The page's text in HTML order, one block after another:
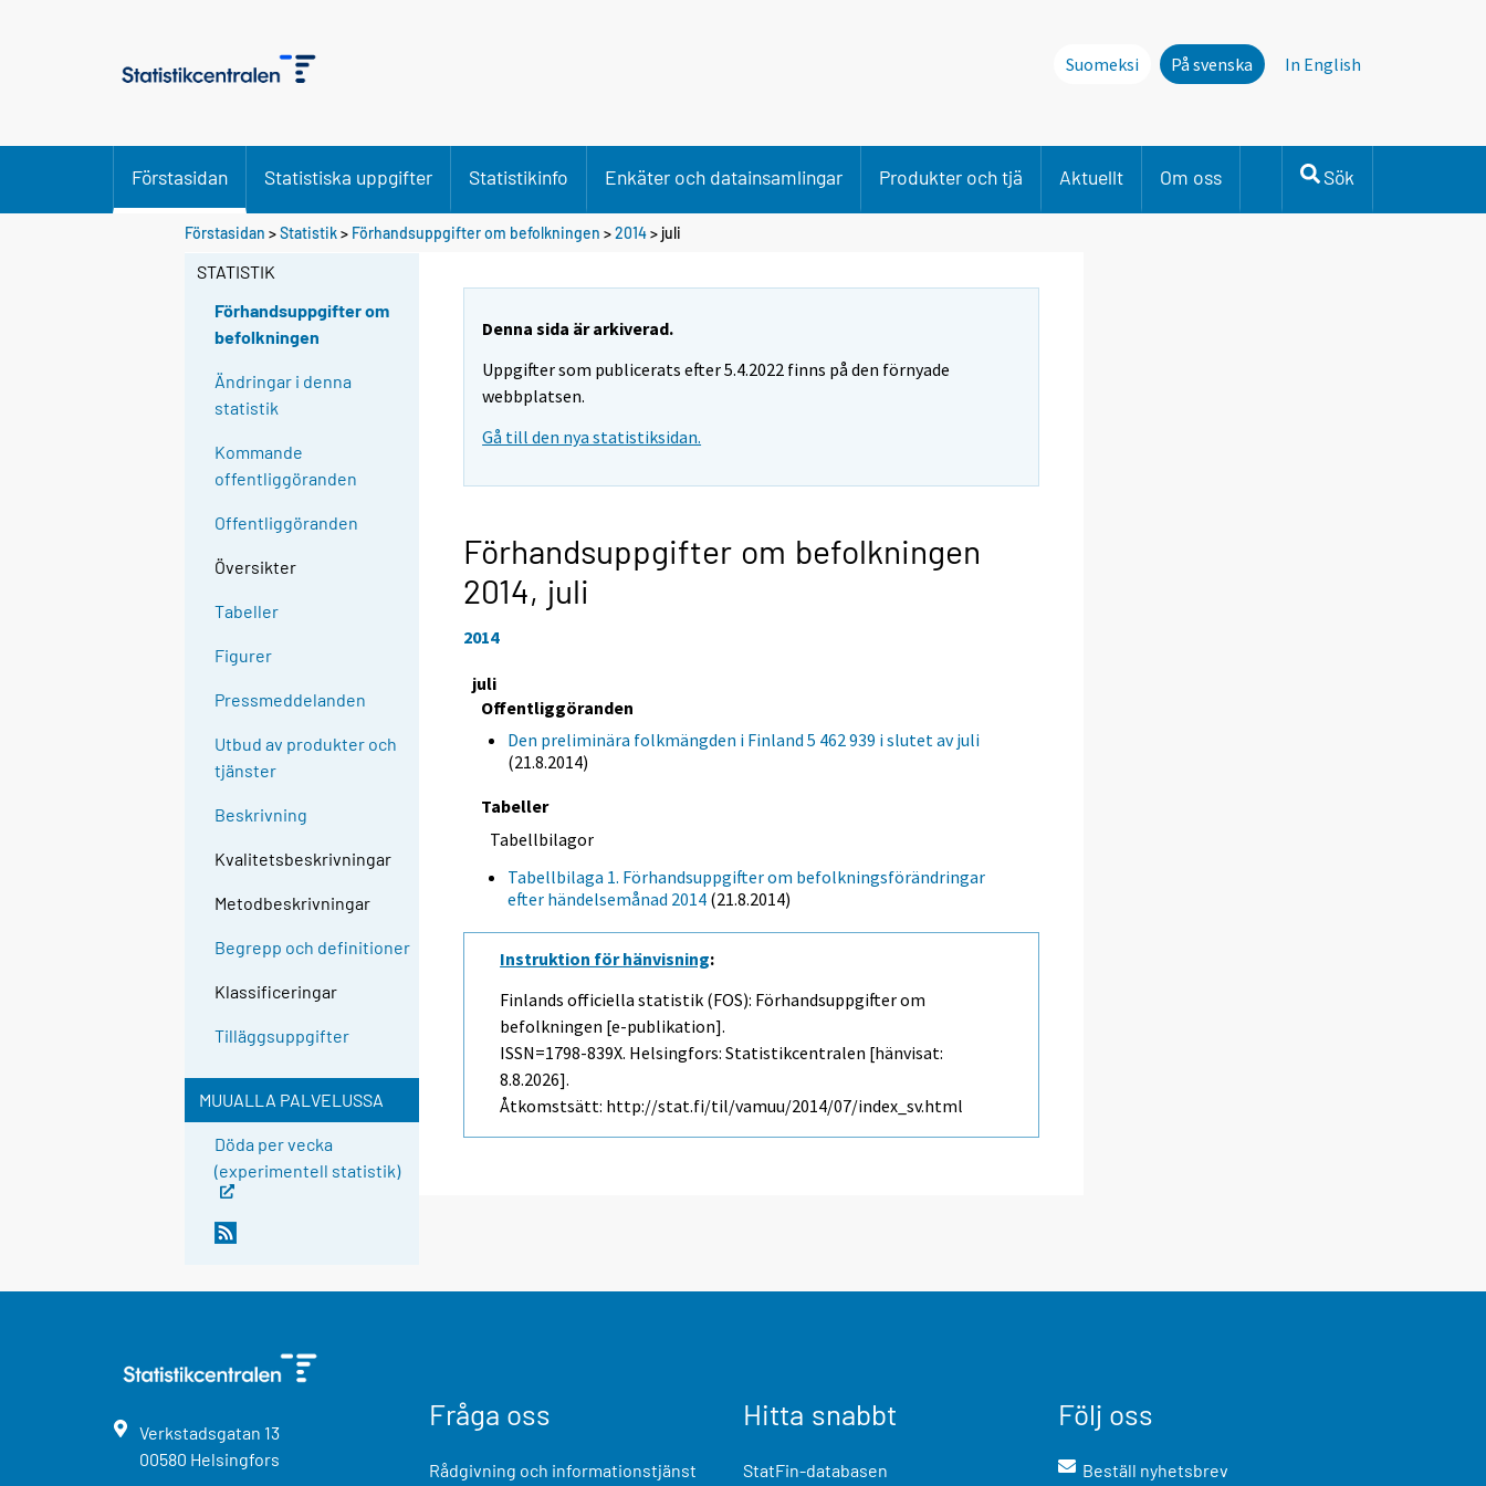
Suomeksi På svenska In English
Förstasidan Statistiska uppgifter Statistikinfo Enkäter och datainsamlingar Produkter och tjä Aktuellt Om oss Sök
Förstasidan >Statistik> Förhandsuppgifter om befolkningen >2014> juli
STATISTIK
Förhandsuppgifter om
befolkningen
Ändringar i denna
statistik
Kommande
offentliggöranden
Offentliggöranden
Översikter
Tabeller
Figurer
Pressmeddelanden
Utbud av produkter och
tjänster
Beskrivning
Kvalitetsbeskrivningar
Metodbeskrivningar
Begrepp och definitioner
Klassificeringar
Tilläggsuppgifter
MUUALLA PALVELUSSA
Döda per vecka
(experimentell statistik)
Denna sida är arkiverad.
Uppgifter som publicerats efter 5.4.2022 finns på den förnyade
webbplatsen.
Gå till den nya statistiksidan.
Förhandsuppgifter om befolkningen
2014, juli
2014
juli
Offentliggöranden
Den preliminära folkmängden i Finland 5 462 939 i slutet av juli
(21.8.2014)
Tabeller
Tabellbilagor
Tabellbilaga 1. Förhandsuppgifter om befolkningsförändringar
efter händelsemånad 2014 (21.8.2014)
Instruktion för hänvisning:
Finlands officiella statistik (FOS): Förhandsuppgifter om
befolkningen [e-publikation].
ISSN=1798-839X. Helsingfors: Statistikcentralen [hänvisat:
8.8.2026].
Åtkomstsätt: http://stat.fi/til/vamuu/2014/07/index_sv.html
Verkstadsgatan 13
00580 Helsingfors
Fråga oss
Rådgivning och informationstjänst
Hitta snabbt
StatFin-databasen
Följ oss
Beställ nyhetsbrev